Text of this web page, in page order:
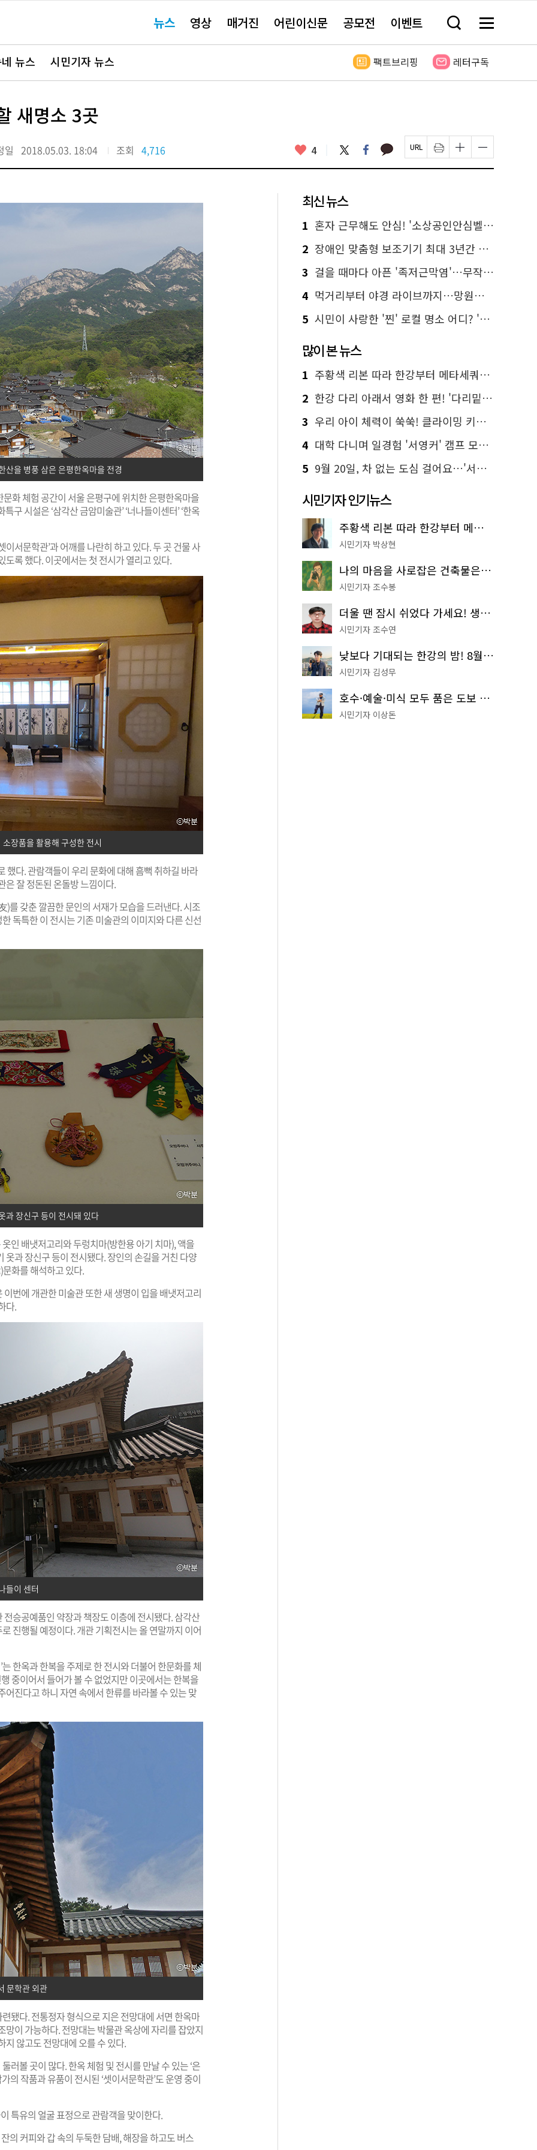
요뉴스 영상 매거진 어린이신문 공모전 이벤트 검
창
기
메
전
보
뉴스 시민기자 뉴스 팩트브리핑 레터구독
새명소 3곳
일 2018.05.03. 18:04 조회 4,716 좋
요
4 트
위
터
페
이
스
카
카 페
이
지
인
쇄
하
글
자
크
하
기
글
자
크
하
기
산을 병풍 삼은 은평한옥마을 전경
문화 체험 공간이 서울 은평구에 위치한 은평한옥마을
구 시설은 ‘삼각산 금암미술관’ ‘너나들이센터’ ‘한옥
이서문학관’과 어깨를 나란히 하고 있다. 두 곳 건물 사
록 했다. 이곳에서는 첫 전시가 열리고 있다.
장품을 활용해 구성한 전시
했다. 관람객들이 우리 문화에 대해 흠뻑 취하길 바라
은 잘 정돈된 온돌방 느낌이다.
를 갖춘 깔끔한 문인의 서재가 모습을 드러낸다. 시조
독특한 이 전시는 기존 미술관의 이미지와 다른 신선
과 장신구 등이 전시돼 있다
인 배냇저고리와 두렁치마(방한용 아기 치마), 액을
과 장신구 등이 전시됐다. 장인의 손길을 거친 다양
화를 해석하고 있다.
번에 개관한 미술관 또한 새 생명이 입을 배냇저고리
다.
들이 센터
승공예품인 약장과 책장도 이층에 전시됐다. 삼각산
진행될 예정이다. 개관 기획전시는 올 연말까지 이어
한옥과 한복을 주제로 한 전시와 더불어 한문화를 체
중이어서 들어가 볼 수 없었지만 이곳에서는 한복을
진다고 하니 자연 속에서 한류를 바라볼 수 있는 맞
문학관 외관
됐다. 전통정자 형식으로 지은 전망대에 서면 한옥마
이 가능하다. 전망대는 박물관 옥상에 자리를 잡았지
지 않고도 전망대에 오를 수 있다.
러볼 곳이 많다. 한옥 체험 및 전시를 만날 수 있는 ‘은
의 작품과 유품이 전시된 ‘셋이서문학관’도 운영 중이
특유의 얼굴 표정으로 관람객을 맞이한다.
의 커피와 갑 속의 두둑한 담배, 해장을 하고도 버스
최신 뉴스
1 혼자 근무해도 안심! '소상공인안심벨' 신청하세요
2 장애인 맞춤형 보조기기 최대 3년간 무상 대여…삶의 질 높인다
3 걸을 때마다 아픈 '족저근막염'…무작정 참지 말고 '이것' 해보세요!
4 먹거리부터 야경 라이브까지…망원한강공원 알짜 코스
5 시민이 사랑한 '찐' 로컬 명소 어디? '서울에디션25' 추천 코스
많이 본 뉴스
1 주황색 리본 따라 한강부터 메타세쿼이아 숲길까지…서울둘레길 15코스
2 한강 다리 아래서 영화 한 편! '다리밑 영화관' 무료 상영
3 우리 아이 체력이 쑥쑥! 클라이밍 키즈카페·어린이 체력장
4 대학 다니며 일경험 '서영커' 캠프 모집…전액 무료
5 9월 20일, 차 없는 도심 걸어요…'서울 걷자 페스티벌' 선착순 5천명
시민기자 인기뉴스
주황색 리본 따라 한강부터 메타세쿼이아 숲길까지…서울둘레길 15코스
시민기자 박상현
나의 마음을 사로잡은 건축물은? '서울시 건축상' 수상작 공개!
시민기자 조수봉
더울 땐 잠시 쉬었다 가세요! 생수 냉장고부터 해피소·무더위쉼터까지
시민기자 조수연
낮보다 기대되는 한강의 밤! 8월 한정 무료 '한강 밤핑' 예약은?
시민기자 김성무
호수·예술·미식 모두 품은 도보 코스! 서울식물원~LG아트센터~마곡테라스거리
시민기자 이상돈